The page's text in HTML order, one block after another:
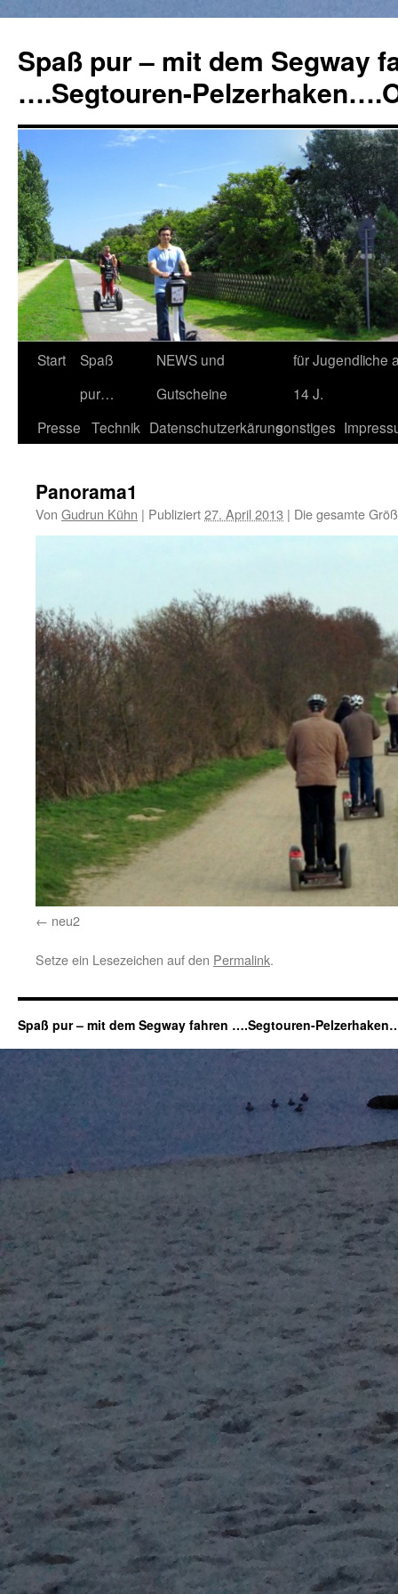
Spaß pur – mit dem Segway
….Segtouren-
Springe
Inhalt
Start
Spaß
pur…
NEWS und
Gutscheine
für Jugendliche
14 J.
Presse Technik Datenschutzerkärungsonstiges
Panorama1
Von Gudrun Kühn | Publiziert27. April 2013 | Die gesamte
neu2
Setze ein Lesezeichen auf den Permalink.
Spaß pur – mit dem Segway fahren ….Segtouren-